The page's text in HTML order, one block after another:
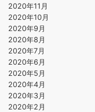
2020年11月
2020年10月
2020年9月
2020年8月
2020年7月
2020年6月
2020年5月
2020年4月
2020年3月
2020年2月